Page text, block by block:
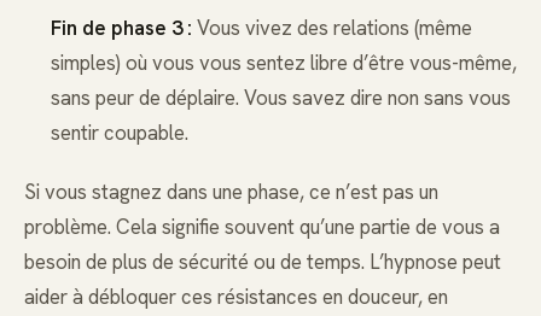
Fin de phase 3 : Vous vivez des relations (même
simples) où vous vous sentez libre d’être vous-même,
sans peur de déplaire. Vous savez dire non sans vous
sentir coupable.
Si vous stagnez dans une phase, ce n’est pas un
problème. Cela signifie souvent qu’une partie de vous a
besoin de plus de sécurité ou de temps. L’hypnose peut
aider à débloquer ces résistances en douceur, en